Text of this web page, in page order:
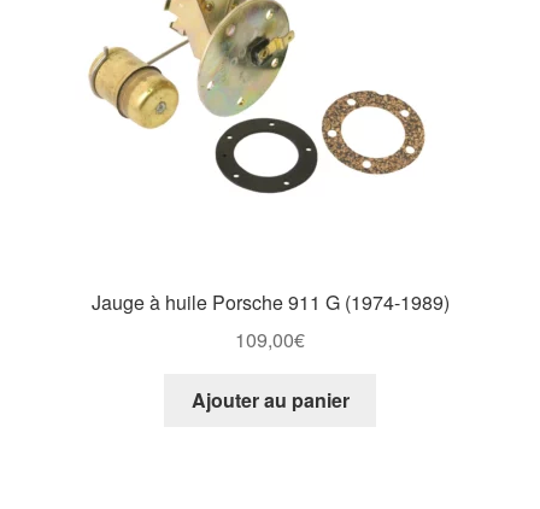
Jauge à huile Porsche 911 G (1974-1989)
109,00€
Ajouter au panier